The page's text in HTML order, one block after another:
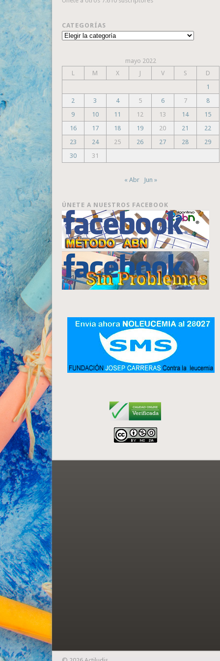
CATEGORÍAS
Categorías
mayo 2022
L
M X J V S
D
1
2
3 4 5 6 7
8
9
10 11 12 13 14
15
16
17 18 19 20 21
22
23
24 25 26 27 28
29
30
31
« Abr Jun »
ÚNETE A NUESTROS FACEBOOK